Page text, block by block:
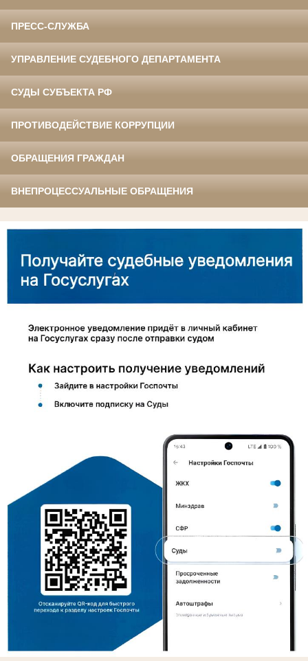
ПРЕСС-СЛУЖБА
УПРАВЛЕНИЕ СУДЕБНОГО ДЕПАРТАМЕНТА
СУДЫ СУБЪЕКТА РФ
ПРОТИВОДЕЙСТВИЕ КОРРУПЦИИ
ОБРАЩЕНИЯ ГРАЖДАН
ВНЕПРОЦЕССУАЛЬНЫЕ ОБРАЩЕНИЯ